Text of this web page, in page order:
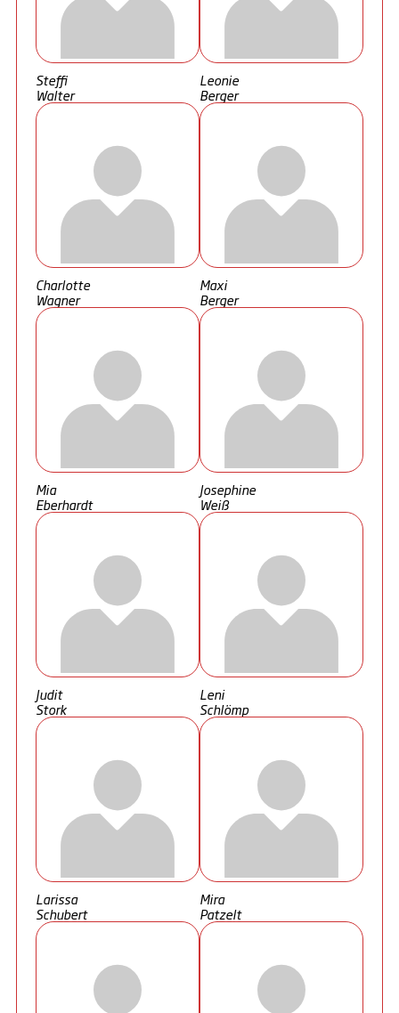
Steffi
Walter
Leonie
Berger
Charlotte
Wagner
Maxi
Berger
Mia
Eberhardt
Josephine
Weiß
Judit
Stork
Leni
Schlömp
Larissa
Schubert
Mira
Patzelt